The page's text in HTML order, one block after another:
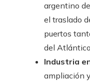
argentino
el traslado
puertos
del
Industria
ampliación